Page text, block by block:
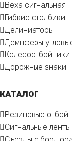
Веха сигнальная
Гибкие столбики
Делиниаторы
Демпферы
Колесоотбойники
Дорожные знаки
КАТАЛОГ
Резиновые
Сигнальные ленты